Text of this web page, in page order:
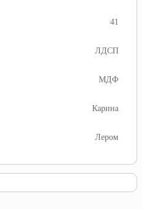
41
ЛДСП
МДФ
Карина
Лером